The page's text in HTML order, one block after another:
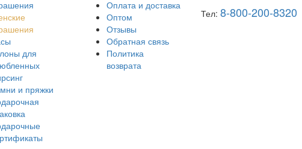
для
и пряжки
Оплата и доставка
Оптом
Отзывы
Обратная связь
Политика
возврата
Тел:8-800-200-8320